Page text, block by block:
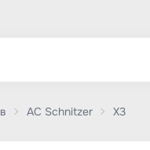
AC Schnitzer X3